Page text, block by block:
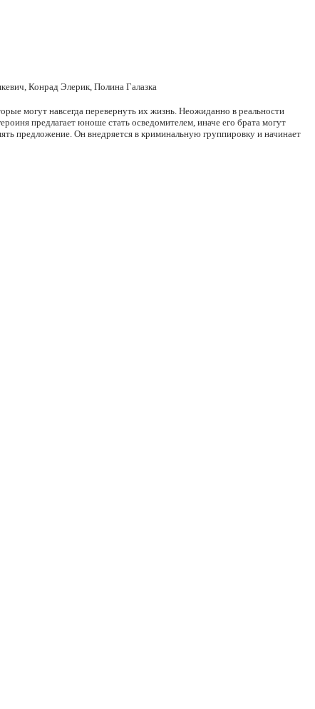
Конрад Элерик, Полина Галазка
могут навсегда перевернуть их жизнь. Неожиданно в реальности
предлагает юноше стать осведомителем, иначе его брата могут
предложение. Он внедряется в криминальную группировку и начинает